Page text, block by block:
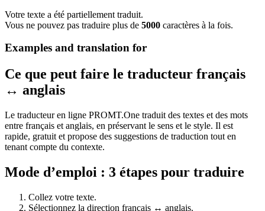
Votre texte a été partiellement traduit.
Vous ne pouvez pas traduire plus de 5000 caractères à la fois.
Examples and translation for
Ce que peut faire le traducteur français
↔ anglais
Le traducteur en ligne PROMT.One traduit des textes et des mots
entre français et anglais, en préservant le sens et le style. Il est
rapide, gratuit et propose des suggestions de traduction tout en
tenant compte du contexte.
Mode d’emploi : 3 étapes pour traduire
Collez votre texte.
Sélectionnez la direction français ↔ anglais.